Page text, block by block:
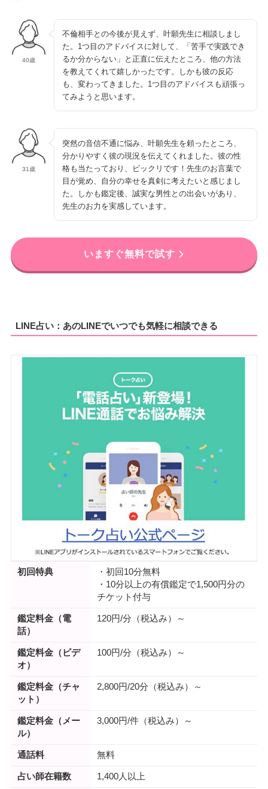
40歳
不倫相手との今後が見えず、叶願先生に相談しまし
た。1つ目のアドバイスに対して、「苦手で実践でき
るか分からない」と正直に伝えたところ、他の方法
を教えてくれて嬉しかったです。しかも彼の反応
も、変わってきました。1つ目のアドバイスも頑張っ
てみようと思います。
31歳
突然の音信不通に悩み、叶願先生を頼ったところ、
分かりやすく彼の現況を伝えてくれました。彼の性
格も当たっており、ビックリです！先生のお言葉で
目が覚め、自分の幸せを真剣に考えたいと感じまし
た。しかも鑑定後、誠実な男性との出会いがあり、
先生のお力を実感しています。
いますぐ無料で試す
LINE占い：あのLINEでいつでも気軽に相談できる
初回特典
・初回10分無料
・10分以上の有償鑑定で1,500円分の
チケット付与
鑑定料金（電
話）
120円/分（税込み）～
鑑定料金（ビデ
オ）
100円/分（税込み）～
鑑定料金（チャ
ット）
2,800円/20分（税込み）～
鑑定料金（メー
ル）
3,000円/件（税込み）～
通話料 無料
占い師在籍数 1,400人以上